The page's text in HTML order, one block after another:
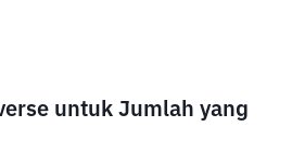
untuk Jumlah yang